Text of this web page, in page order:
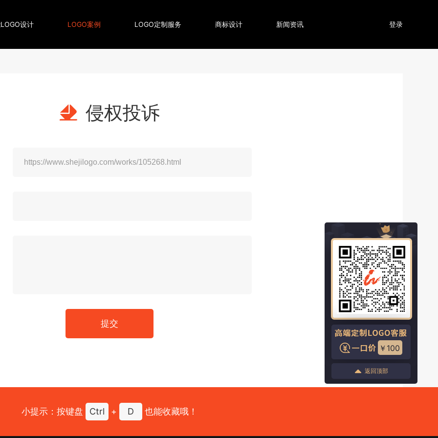
设计 LOGO案例 LOGO定制服务 商标设计 新闻资讯 登录
侵权投诉
提交
小提示：按键盘 Ctrl + D 也能收藏哦！
￥100
返回顶部